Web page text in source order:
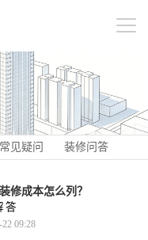
答
常见疑问 装修问答
修成本怎么列？
09:28